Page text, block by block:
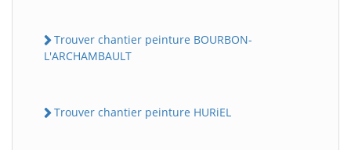
Trouver chantier peinture BOURBON-
L'ARCHAMBAULT
Trouver chantier peinture HURiEL